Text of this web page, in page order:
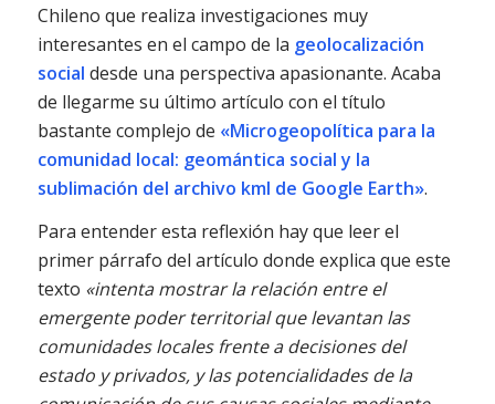
Chileno que realiza investigaciones muy
interesantes en el campo de la geolocalización
social desde una perspectiva apasionante. Acaba
de llegarme su último artículo con el título
bastante complejo de «Microgeopolítica para la
comunidad local: geomántica social y la
sublimación del archivo kml de Google Earth».
Para entender esta reflexión hay que leer el
primer párrafo del artículo donde explica que este
texto «intenta mostrar la relación entre el
emergente poder territorial que levantan las
comunidades locales frente a decisiones del
estado y privados, y las potencialidades de la